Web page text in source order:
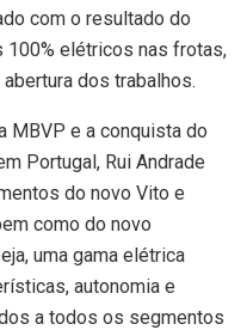
com o resultado do
100% elétricos nas frotas,
dos trabalhos.
MBVP e a conquista do
Portugal, Rui Andrade
do novo Vito e
como do novo
uma gama elétrica
autonomia e
a todos os segmentos